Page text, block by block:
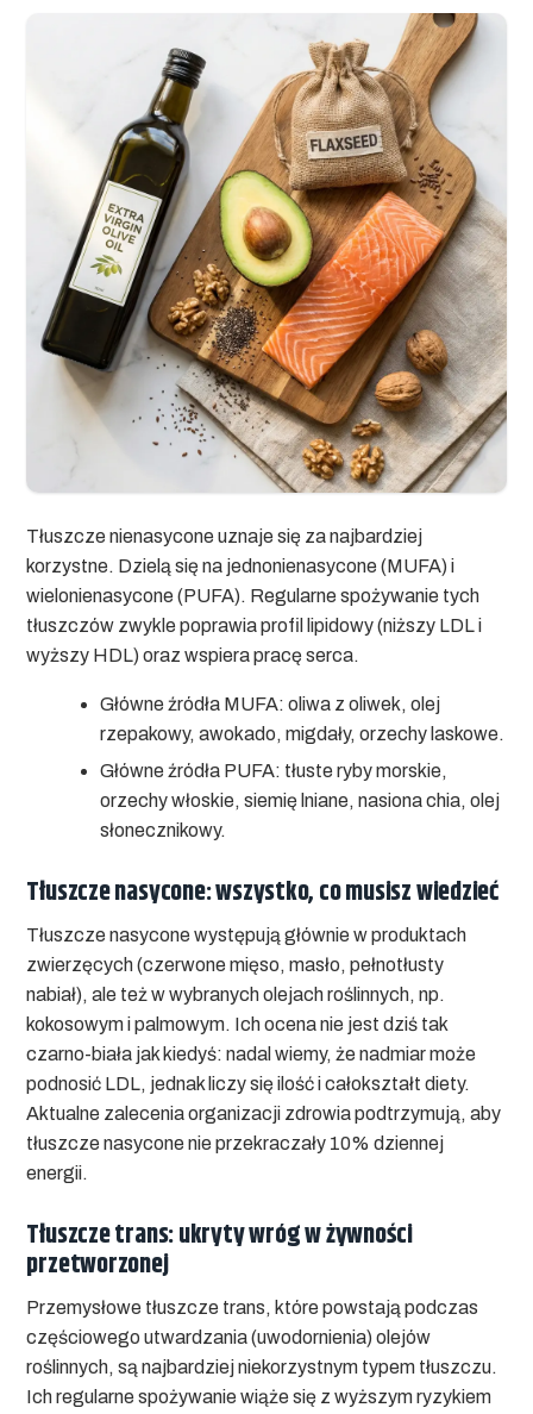
Tłuszcze nienasycone uznaje się za najbardziej
korzystne. Dzielą się na jednonienasycone (MUFA) i
wielonienasycone (PUFA). Regularne spożywanie tych
tłuszczów zwykle poprawia profil lipidowy (niższy LDL i
wyższy HDL) oraz wspiera pracę serca.
Główne źródła MUFA: oliwa z oliwek, olej
rzepakowy, awokado, migdały, orzechy laskowe.
Główne źródła PUFA: tłuste ryby morskie,
orzechy włoskie, siemię lniane, nasiona chia, olej
słonecznikowy.
Tłuszcze nasycone: wszystko, co musisz wiedzieć
Tłuszcze nasycone występują głównie w produktach
zwierzęcych (czerwone mięso, masło, pełnotłusty
nabiał), ale też w wybranych olejach roślinnych, np.
kokosowym i palmowym. Ich ocena nie jest dziś tak
czarno-biała jak kiedyś: nadal wiemy, że nadmiar może
podnosić LDL, jednak liczy się ilość i całokształt diety.
Aktualne zalecenia organizacji zdrowia podtrzymują, aby
tłuszcze nasycone nie przekraczały 10% dziennej
energii.
Tłuszcze trans: ukryty wróg w żywności
przetworzonej
Przemysłowe tłuszcze trans, które powstają podczas
częściowego utwardzania (uwodornienia) olejów
roślinnych, są najbardziej niekorzystnym typem tłuszczu.
Ich regularne spożywanie wiąże się z wyższym ryzykiem